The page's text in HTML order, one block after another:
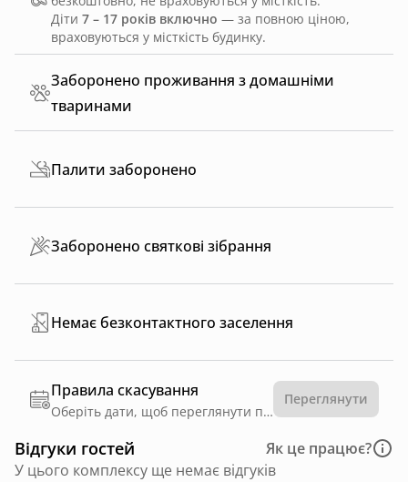
Заборонено проживання з домашніми
тваринами
Діти 7 – 17 років включно — за повною ціною,
враховуються у місткість будинку.
Палити заборонено
Заборонено святкові зібрання
Немає безконтактного заселення
Правила скасування
Оберіть дати, щоб переглянути правила
Переглянути
Відгуки гостей
Як це працює?
У цього комплексу ще немає відгуків